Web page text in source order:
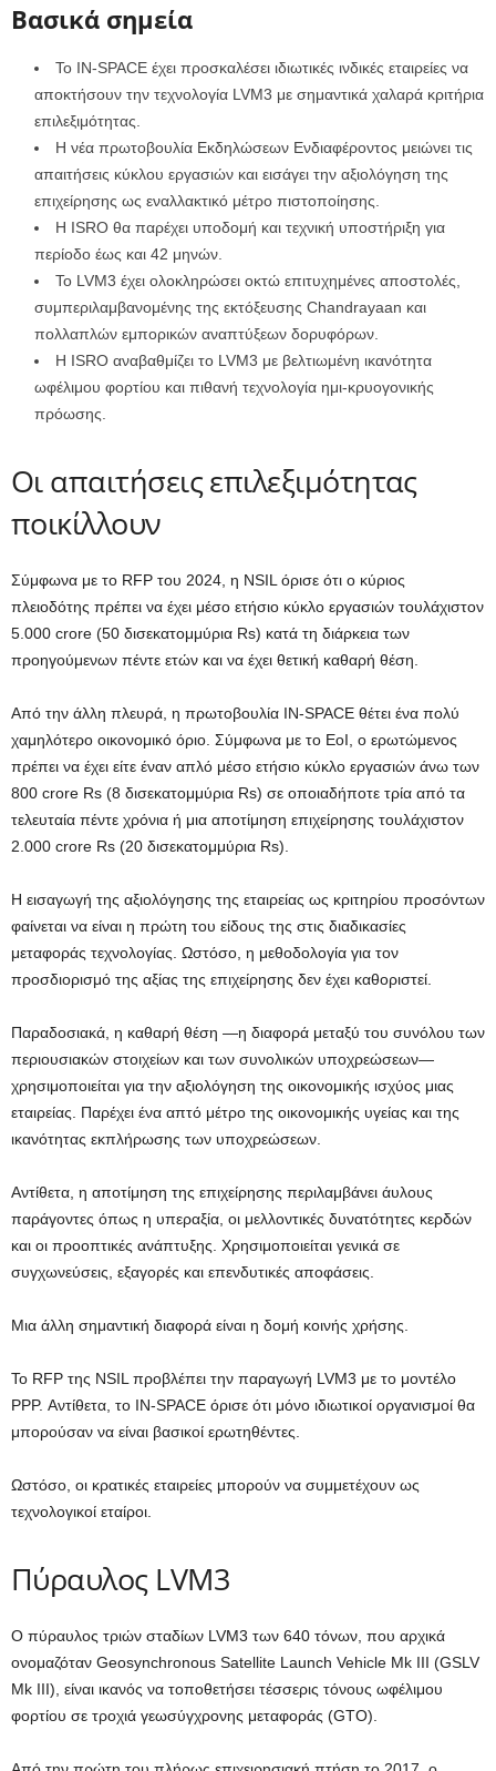
Βασικά σημεία
Το IN-SPACE έχει προσκαλέσει ιδιωτικές ινδικές εταιρείες να
αποκτήσουν την τεχνολογία LVM3 με σημαντικά χαλαρά κριτήρια
επιλεξιμότητας.
Η νέα πρωτοβουλία Εκδηλώσεων Ενδιαφέροντος μειώνει τις
απαιτήσεις κύκλου εργασιών και εισάγει την αξιολόγηση της
επιχείρησης ως εναλλακτικό μέτρο πιστοποίησης.
Η ISRO θα παρέχει υποδομή και τεχνική υποστήριξη για
περίοδο έως και 42 μηνών.
Το LVM3 έχει ολοκληρώσει οκτώ επιτυχημένες αποστολές,
συμπεριλαμβανομένης της εκτόξευσης Chandrayaan και
πολλαπλών εμπορικών αναπτύξεων δορυφόρων.
Η ISRO αναβαθμίζει το LVM3 με βελτιωμένη ικανότητα
ωφέλιμου φορτίου και πιθανή τεχνολογία ημι-κρυογονικής
πρόωσης.
Οι απαιτήσεις επιλεξιμότητας
ποικίλλουν
Σύμφωνα με το RFP του 2024, η NSIL όρισε ότι ο κύριος
πλειοδότης πρέπει να έχει μέσο ετήσιο κύκλο εργασιών τουλάχιστον
5.000 crore (50 δισεκατομμύρια Rs) κατά τη διάρκεια των
προηγούμενων πέντε ετών και να έχει θετική καθαρή θέση.
Από την άλλη πλευρά, η πρωτοβουλία IN-SPACE θέτει ένα πολύ
χαμηλότερο οικονομικό όριο. Σύμφωνα με το EoI, ο ερωτώμενος
πρέπει να έχει είτε έναν απλό μέσο ετήσιο κύκλο εργασιών άνω των
800 crore Rs (8 δισεκατομμύρια Rs) σε οποιαδήποτε τρία από τα
τελευταία πέντε χρόνια ή μια αποτίμηση επιχείρησης τουλάχιστον
2.000 crore Rs (20 δισεκατομμύρια Rs).
Η εισαγωγή της αξιολόγησης της εταιρείας ως κριτηρίου προσόντων
φαίνεται να είναι η πρώτη του είδους της στις διαδικασίες
μεταφοράς τεχνολογίας. Ωστόσο, η μεθοδολογία για τον
προσδιορισμό της αξίας της επιχείρησης δεν έχει καθοριστεί.
Παραδοσιακά, η καθαρή θέση —η διαφορά μεταξύ του συνόλου των
περιουσιακών στοιχείων και των συνολικών υποχρεώσεων—
χρησιμοποιείται για την αξιολόγηση της οικονομικής ισχύος μιας
εταιρείας. Παρέχει ένα απτό μέτρο της οικονομικής υγείας και της
ικανότητας εκπλήρωσης των υποχρεώσεων.
Αντίθετα, η αποτίμηση της επιχείρησης περιλαμβάνει άυλους
παράγοντες όπως η υπεραξία, οι μελλοντικές δυνατότητες κερδών
και οι προοπτικές ανάπτυξης. Χρησιμοποιείται γενικά σε
συγχωνεύσεις, εξαγορές και επενδυτικές αποφάσεις.
Μια άλλη σημαντική διαφορά είναι η δομή κοινής χρήσης.
Το RFP της NSIL προβλέπει την παραγωγή LVM3 με το μοντέλο
PPP. Αντίθετα, το IN-SPACE όρισε ότι μόνο ιδιωτικοί οργανισμοί θα
μπορούσαν να είναι βασικοί ερωτηθέντες.
Ωστόσο, οι κρατικές εταιρείες μπορούν να συμμετέχουν ως
τεχνολογικοί εταίροι.
Πύραυλος LVM3
Ο πύραυλος τριών σταδίων LVM3 των 640 τόνων, που αρχικά
ονομαζόταν Geosynchronous Satellite Launch Vehicle Mk III (GSLV
Mk III), είναι ικανός να τοποθετήσει τέσσερις τόνους ωφέλιμου
φορτίου σε τροχιά γεωσύγχρονης μεταφοράς (GTO).